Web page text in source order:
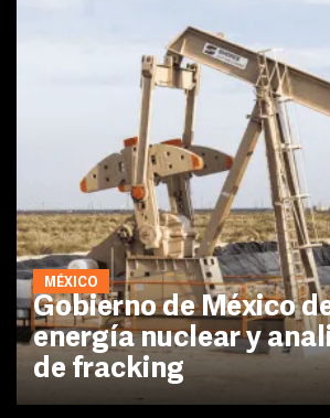
MÉXICO
Gobierno de México
energía nuclear y
de fracking